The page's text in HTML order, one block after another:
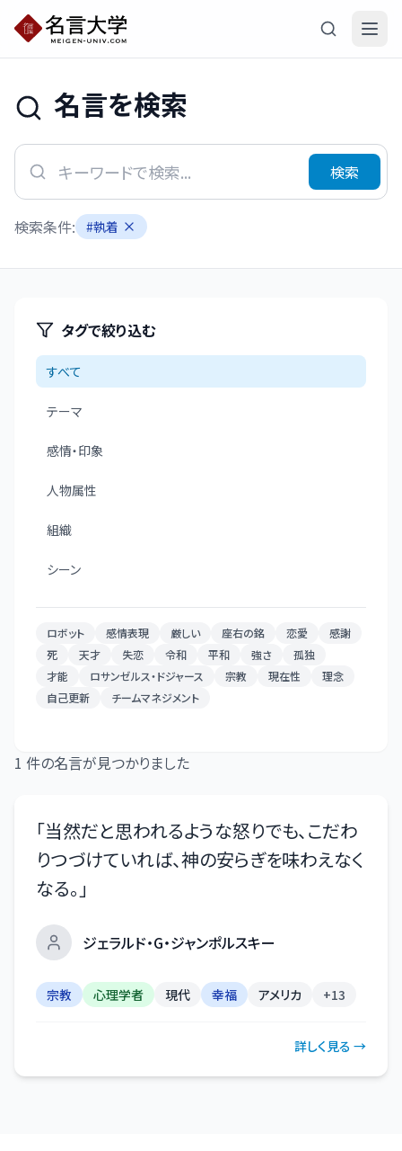
名言を検索
検索
検索条件: #執着
タグで絞り込む
すべて
テーマ
感情・印象
人物属性
組織
シーン
ロボット 感情表現 厳しい 座右の銘 恋愛
感謝
死
天才 失恋 令和 平和 強さ
孤独
才能
ロサンゼルス・ドジャース 宗教 現在性
理念
自己更新
チームマネジメント
1 件の名言が見つかりました
「当然だと思われるような怒りでも、こだわ
りつづけていれば、神の安らぎを味わえなく
なる。 」
ジェラルド・G・ジャンポルスキー
宗教 心理学者 現代 幸福 アメリカ +13
詳しく見る →